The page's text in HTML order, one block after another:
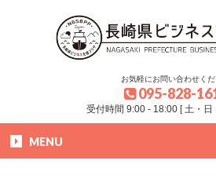
お気軽にお問い合わせく
095-828-
受付時間 9:00 - 18:00 [ 土・日
MENU